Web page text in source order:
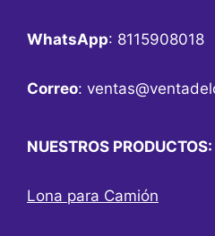
WhatsApp: 8115908018
Correo:
NUESTROS PRODUCTOS:
Lona para Camión